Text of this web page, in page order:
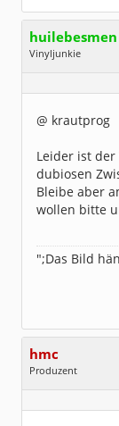
huilebesmen
Vinyljunkie
Dabei seit:
09
@ krautprog
Leider ist
dubiosen
Bleibe aber
wollen bitte
";Das Bild
hmc
Produzent
Geschlecht:
Alter:
69